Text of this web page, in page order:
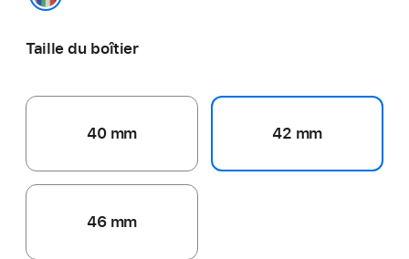
Taille du boîtier
40 mm 42 mm
46 mm